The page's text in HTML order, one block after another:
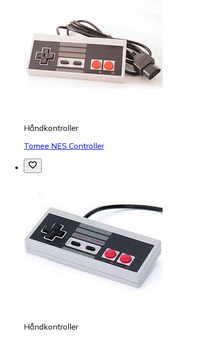
Håndkontroller
Tomee NES Controller
Håndkontroller